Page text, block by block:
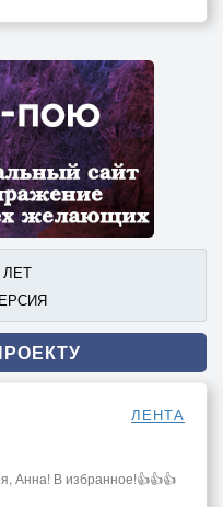
ЛЕНТА
Анна! В избранное!👍👍👍